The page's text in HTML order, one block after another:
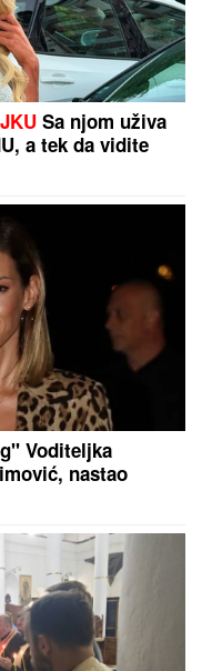
blistala u dugoj
prsten na ruku